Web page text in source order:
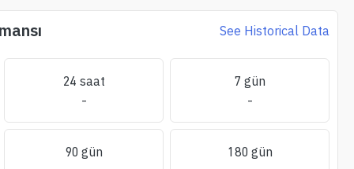
See Historical Data
24 saat
-
7 gün
-
90 gün
180 gün